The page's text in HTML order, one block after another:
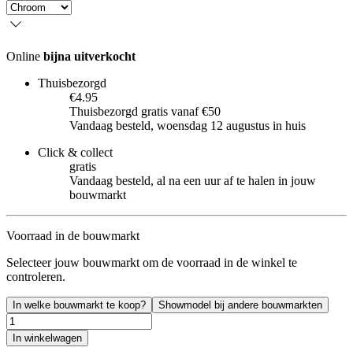
Online bijna uitverkocht
Thuisbezorgd
€4.95
Thuisbezorgd gratis vanaf €50
Vandaag besteld, woensdag 12 augustus in huis
Click & collect
gratis
Vandaag besteld, al na een uur af te halen in jouw
bouwmarkt
Voorraad in de bouwmarkt
Selecteer jouw bouwmarkt om de voorraad in de winkel te
controleren.
In welke bouwmarkt te koop? Showmodel bij andere bouwmarkten
In winkelwagen